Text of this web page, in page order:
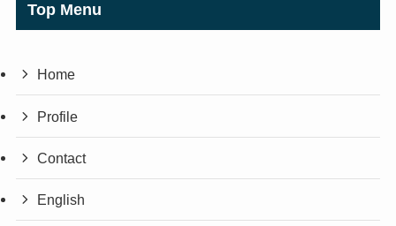
Top Menu
Home
Profile
Contact
English